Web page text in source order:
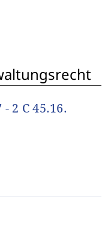
2 C 45.16.